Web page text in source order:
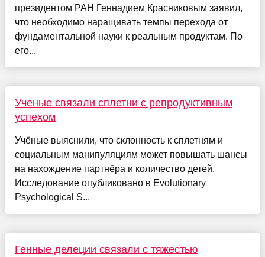
президентом РАН Геннадием Красниковым заявил,
что необходимо наращивать темпы перехода от
фундаментальной науки к реальным продуктам. По
его...
Ученые связали сплетни с репродуктивным
успехом
Учёные выяснили, что склонность к сплетням и
социальным манипуляциям может повышать шансы
на нахождение партнёра и количество детей.
Исследование опубликовано в Evolutionary
Psychological S...
Генные делеции связали с тяжестью